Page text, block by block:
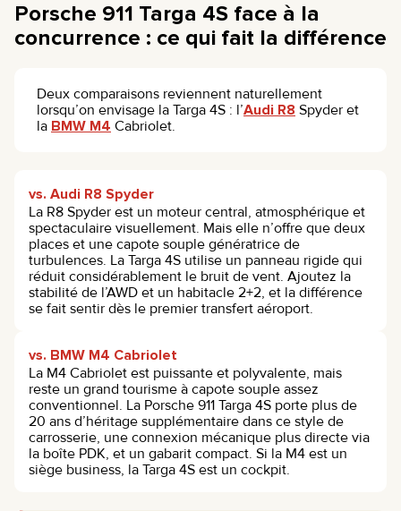
Porsche 911 Targa 4S face à la
concurrence : ce qui fait la différence
Deux comparaisons reviennent naturellement
lorsqu’on envisage la Targa 4S : l’Audi R8 Spyder et
la BMW M4 Cabriolet.
vs. Audi R8 Spyder
La R8 Spyder est un moteur central, atmosphérique et
spectaculaire visuellement. Mais elle n’offre que deux
places et une capote souple génératrice de
turbulences. La Targa 4S utilise un panneau rigide qui
réduit considérablement le bruit de vent. Ajoutez la
stabilité de l’AWD et un habitacle 2+2, et la différence
se fait sentir dès le premier transfert aéroport.
vs. BMW M4 Cabriolet
La M4 Cabriolet est puissante et polyvalente, mais
reste un grand tourisme à capote souple assez
conventionnel. La Porsche 911 Targa 4S porte plus de
20 ans d’héritage supplémentaire dans ce style de
carrosserie, une connexion mécanique plus directe via
la boîte PDK, et un gabarit compact. Si la M4 est un
siège business, la Targa 4S est un cockpit.